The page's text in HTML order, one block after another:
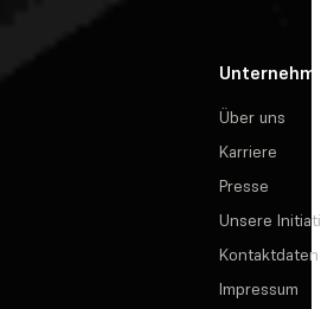
Über uns
Karriere
Presse
Unsere
Kontaktdaten
Impressum